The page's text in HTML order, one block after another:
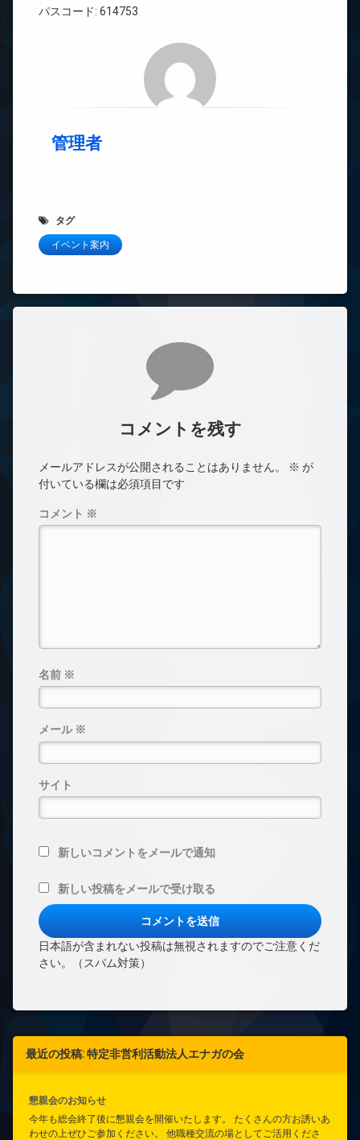
パスコード: 614753
管理者
タグ
イベント案内
コメントを残す
メールアドレスが公開されることはありません。 ※ が
付いている欄は必須項目です
コメント ※
名前 ※
メール ※
サイト
新しいコメントをメールで通知
新しい投稿をメールで受け取る
日本語が含まれない投稿は無視されますのでご注意くだ
さい。（スパム対策）
最近の投稿: 特定非営利活動法人エナガの会
懇親会のお知らせ
今年も総会終了後に懇親会を開催いたします。 たくさんの方お誘いあ
わせの上ぜひご参加ください。 他職種交流の場としてご活用くださ